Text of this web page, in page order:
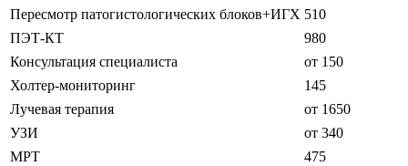
Пересмотр патогистологических блоков+ИГХ 510
ПЭТ-КТ
980
Консультация специалиста
от 150
Холтер-мониторинг
145
Лучевая терапия
от 1650
УЗИ
от 340
МРТ
475